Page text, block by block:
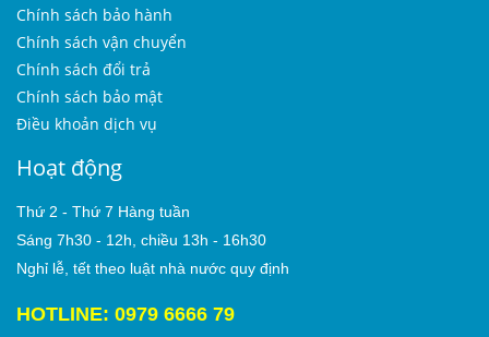
Chính sách bảo hành
Chính sách vận chuyển
Chính sách đổi trả
Chính sách bảo mật
Điều khoản dịch vụ
Hoạt động
Thứ 2 - Thứ 7 Hàng tuần
Sáng 7h30 - 12h, chiều 13h - 16h30
Nghỉ lễ, tết theo luật nhà nước quy định
HOTLINE: 0979 6666 79